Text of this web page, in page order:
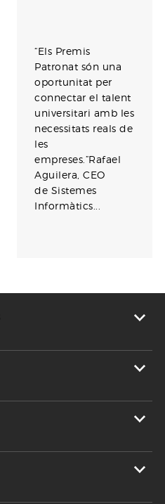
“Els Premis
Patronat són una
oportunitat per
connectar el talent
universitari amb les
necessitats reals de
les
empreses.”Rafael
Aguilera, CEO
de Sistemes
Informàtics...